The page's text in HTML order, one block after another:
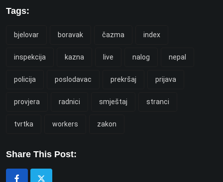
Tags:
bjelovar boravak čazma index
inspekcija kazna live nalog nepal
policija poslodavac prekršaj prijava
provjera radnici smještaj stranci
tvrtka workers zakon
Share This Post: